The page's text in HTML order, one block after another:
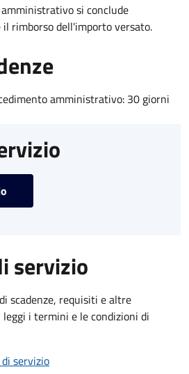
si conclude
rimborso dell'importo versato.
amministrativo: 30 giorni
servizio
scadenze, requisiti e altre
i termini e le condizioni di
servizio